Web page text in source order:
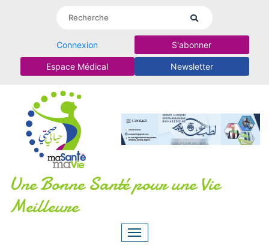
Connexion S'abonner
Espace Médical Newsletter
Une Bonne Santé pour une Vie
Meilleure